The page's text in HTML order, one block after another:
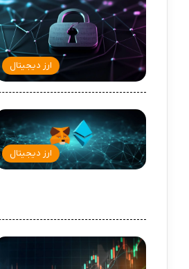
ارز دیجیتال
ارز دیجیتال